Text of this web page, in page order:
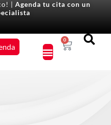
| Agenda tu cita con un
0